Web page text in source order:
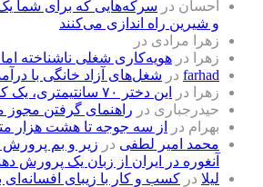
احسان در سرکه‌هایی که برای شما
و شیرین راه اندازی می‌کنند
زهرا مرادی در
زهرا
در هویه‌کاری شغلی ناشناخته
farhad در شغل‌های آزاد خانگی با
زهرا
در
این دختر ۷۰ سانتیمتری، یک کارآفرین نمونه است
حیدرجباری در راهنمای گرفتن
بهرام در
از سه جوجه تا هشت هزار
محمد امیر لطفی در زیر و بم پرورش
آنغوره در ایران از زبان یک پرورش
لیلا در کسب و کار با زیبای